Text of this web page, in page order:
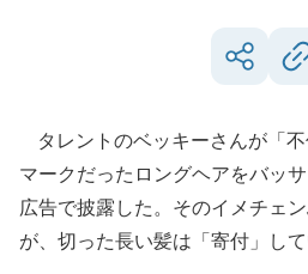
タレントのベッキーさんが「
マークだったロングヘアをバッ
広告で披露した。そのイメチェ
が、切った長い髪は「寄付」して